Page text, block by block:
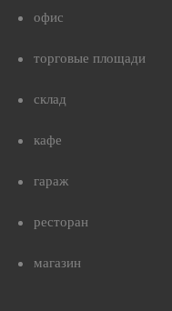
офис
торговые площади
склад
кафе
гараж
ресторан
магазин